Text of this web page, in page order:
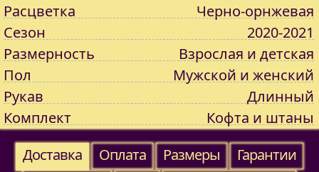
Расцветка
Черно-орнжевая
Сезон
2020-2021
Размерность
Взрослая и детская
Пол
Мужской и женский
Рукав
Длинный
Комплект
Кофта и штаны
Доставка
Оплата Размеры
Гарантии